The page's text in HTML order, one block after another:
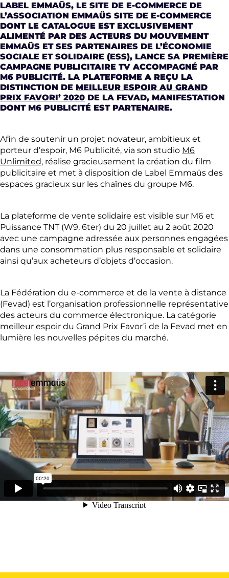
LABEL EMMAÜS, LE SITE DE E-COMMERCE DE
L’ASSOCIATION EMMAÜS SITE DE E-COMMERCE
DONT LE CATALOGUE EST EXCLUSIVEMENT
ALIMENTÉ PAR DES ACTEURS DU MOUVEMENT
EMMAÜS ET SES PARTENAIRES DE L’ÉCONOMIE
SOCIALE ET SOLIDAIRE (ESS), LANCE SA PREMIÈRE
CAMPAGNE PUBLICITAIRE TV ACCOMPAGNÉ PAR
M6 PUBLICITÉ. LA PLATEFORME A REÇU LA
DISTINCTION DE MEILLEUR ESPOIR AU GRAND
PRIX FAVORI’ 2020 DE LA FEVAD, MANIFESTATION
DONT M6 PUBLICITÉ EST PARTENAIRE.
Afin de soutenir un projet novateur, ambitieux et
porteur d’espoir, M6 Publicité, via son studio M6
Unlimited, réalise gracieusement la création du film
publicitaire et met à disposition de Label Emmaüs des
espaces gracieux sur les chaînes du groupe M6.
La plateforme de vente solidaire est visible sur M6 et
Puissance TNT (W9, 6ter) du 20 juillet au 2 août 2020
avec une campagne adressée aux personnes engagées
dans une consommation plus responsable et solidaire
ainsi qu’aux acheteurs d’objets d’occasion.
La Fédération du e-commerce et de la vente à distance
(Fevad) est l’organisation professionnelle représentative
des acteurs du commerce électronique. La catégorie
meilleur espoir du Grand Prix Favor’i de la Fevad met en
lumière les nouvelles pépites du marché.